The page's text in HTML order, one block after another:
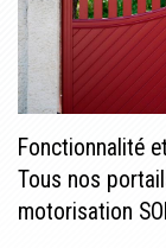
Fonctionnalité
Tous nos
motorisation